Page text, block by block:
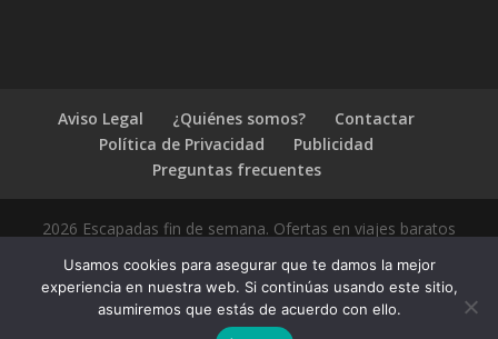
Aviso Legal ¿Quiénes somos?
Contactar
Política de Privacidad
Publicidad
Preguntas frecuentes
2026 Escapadas fin de semana. Ofertas en viajes baratos
Usamos cookies para asegurar que te damos la mejor
experiencia en nuestra web. Si continúas usando este sitio,
asumiremos que estás de acuerdo con ello.